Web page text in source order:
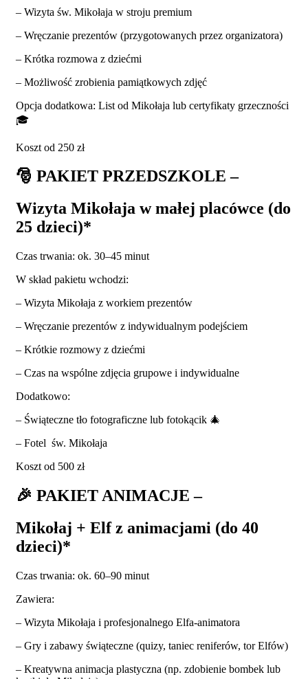
– Wizyta św. Mikołaja w stroju premium
– Wręczanie prezentów (przygotowanych przez organizatora)
– Krótka rozmowa z dziećmi
– Możliwość zrobienia pamiątkowych zdjęć
Opcja dodatkowa: List od Mikołaja lub certyfikaty grzeczności
🎓
Koszt od 250 zł
🎅 PAKIET PRZEDSZKOLE –
Wizyta Mikołaja w małej placówce (do
25 dzieci)*
Czas trwania: ok. 30–45 minut
W skład pakietu wchodzi:
– Wizyta Mikołaja z workiem prezentów
– Wręczanie prezentów z indywidualnym podejściem
– Krótkie rozmowy z dziećmi
– Czas na wspólne zdjęcia grupowe i indywidualne
Dodatkowo:
– Świąteczne tło fotograficzne lub fotokącik 🎄
– Fotel św. Mikołaja
Koszt od 500 zł
🎉 PAKIET ANIMACJE –
Mikołaj + Elf z animacjami (do 40
dzieci)*
Czas trwania: ok. 60–90 minut
Zawiera:
– Wizyta Mikołaja i profesjonalnego Elfa-animatora
– Gry i zabawy świąteczne (quizy, taniec reniferów, tor Elfów)
– Kreatywna animacja plastyczna (np. zdobienie bombek lub